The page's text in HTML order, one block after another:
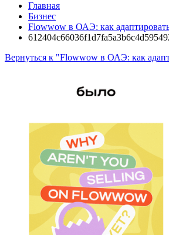
Главная
Бизнес
Flowwow в ОАЭ: как
Вернуться к "Flowwow в ОАЭ: как